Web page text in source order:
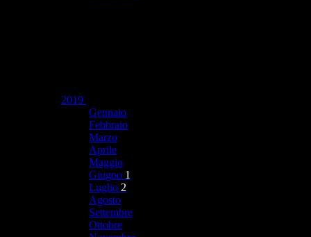
2019
Gennaio
Febbraio
Marzo
Aprile
Maggio
Giugno 1
Luglio 2
Agosto
Settembre
Ottobre